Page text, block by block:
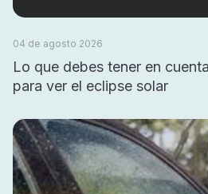
04 de agosto 2026
Lo que debes tener en
para ver el eclipse solar